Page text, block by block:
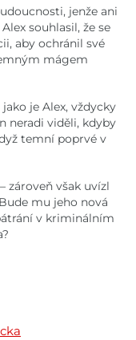
jenže ani
souhlasil, že se
aby ochránil své
mágem
je Alex, vždycky
neradi viděli, kdyby
temní poprvé v
zároveň však uvízl
mu jeho nová
v kriminálním